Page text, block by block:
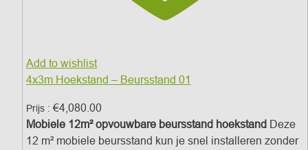
Add to wishlist
4x3m Hoekstand – Beursstand 01
Prijs : €4,080.00
Mobiele 12m² opvouwbare beursstand hoekstand Deze
12 m² mobiele beursstand kun je snel installeren zonder